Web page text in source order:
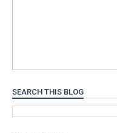
SEARCH THIS BLOG